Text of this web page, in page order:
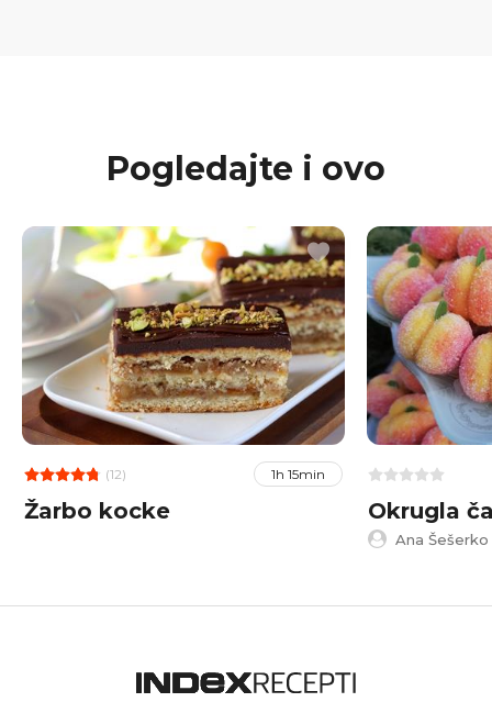
Pogledajte i ovo
(12) 1h 15min
Žarbo kocke Okrugla
Ana Šešerko